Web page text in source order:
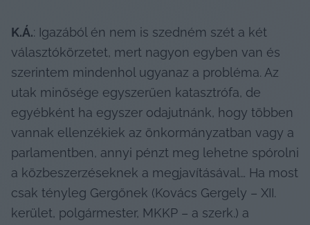
K.Á.: Igazából én nem is szedném szét a két
választókörzetet, mert nagyon egyben van és
szerintem mindenhol ugyanaz a probléma. Az
utak minősége egyszerűen katasztrófa, de
egyébként ha egyszer odajutnánk, hogy többen
vannak ellenzékiek az önkormányzatban vagy a
parlamentben, annyi pénzt meg lehetne spórolni
a közbeszerzéseknek a megjavításával… Ha most
csak tényleg Gergőnek (Kovács Gergely – XII.
kerület, polgármester, MKKP – a szerk.) a